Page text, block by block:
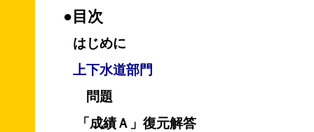
●目次
はじめに
上下水道部門
問題
「成績Ａ」復元解答